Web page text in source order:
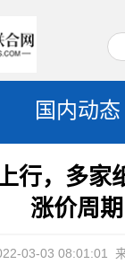
国内动态
行，多家
涨价周期
03-03 08:01:01